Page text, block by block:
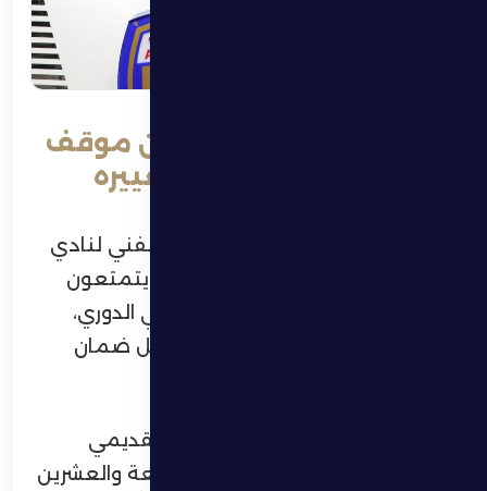
هوفارت: اللاعبون يدركون موقف
الفريق ويعملون على تغييره
أشاد الكرواتي ألين هوفارت، المدير الفني لنادي
الظفرة، بلاعبي فريقه، مؤكداً أنهم يتمتعون
بوعي كبير تجاه موقفهم الحالي في الدوري،
ويعملون بجدية على تغييره من أجل ضمان
جاء ذلك خلال المؤتمر الصحفي التقديمي
لمباراة بني ياس، ضمن الجولة الرابعة والعشرين